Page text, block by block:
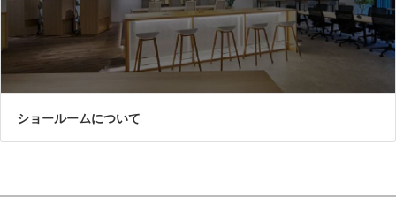
ショールームについて